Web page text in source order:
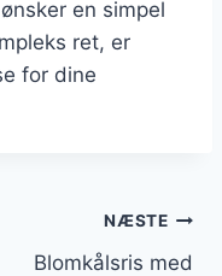
en simpel
ret, er
for dine
NÆSTE
Blomkålsris med